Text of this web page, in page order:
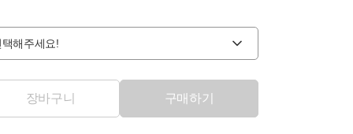
해주세요!
장바구니 구매하기